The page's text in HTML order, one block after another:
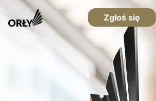
Zgłoś się